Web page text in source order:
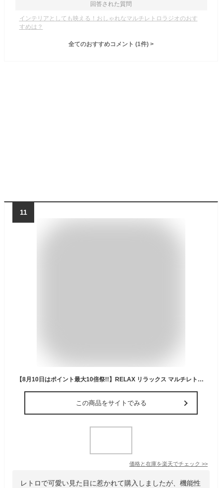
回答された質問
インテリアとしても映える！おしゃれなマルチレトロラジオのおす
すめは？
全てのおすすめコメント (1件) >
11
【8月10日はポイント最大10倍祭!!】RELAX リラックス マルチレトロラジオ ラジオ 小型 ラジオ 防災 ラジオ おしゃれ 音楽再生 モバイルバッテリー LEDライト ブラック スピーカー アラーム レトロ 多機能防災ラジオ 防災グッズ アウトドア 時計 ラジオ Bluetooth グリーン
この商品をサイトでみる
価格と在庫を楽天でチェック >>
レトロで可愛い見た目に惹かれて購入しましたが、機能性